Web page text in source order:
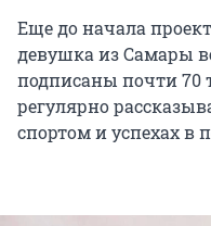
Еще до начала
девушка из Самары
подписаны почти 70
регулярно
спортом и успехах в